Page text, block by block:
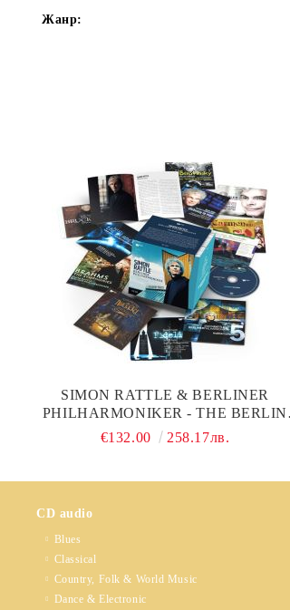
Жанр:
SIMON RATTLE & BERLINER
PHILHARMONIKER - THE BERLIN
YEARS: COMPLETE WARNER
€132.00 258.17лв.
CD audio
Blues
Classical
Country, Folk & World Music
Dance & Electronic